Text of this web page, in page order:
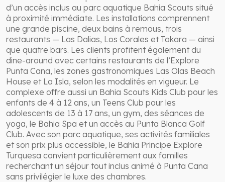
d’un accès inclus au parc aquatique Bahia Scouts situé
à proximité immédiate. Les installations comprennent
une grande piscine, deux bains à remous, trois
restaurants — Las Dalias, Los Corales et Takara — ainsi
que quatre bars. Les clients profitent également du
dine-around avec certains restaurants de l’Explore
Punta Cana, les zones gastronomiques Las Olas Beach
House et La Isla, selon les modalités en vigueur. Le
complexe offre aussi un Bahia Scouts Kids Club pour les
enfants de 4 à 12 ans, un Teens Club pour les
adolescents de 13 à 17 ans, un gym, des séances de
yoga, le Bahia Spa et un accès au Punta Blanca Golf
Club. Avec son parc aquatique, ses activités familiales
et son prix plus accessible, le Bahia Principe Explore
Turquesa convient particulièrement aux familles
recherchant un séjour tout inclus animé à Punta Cana
sans privilégier le luxe des chambres.